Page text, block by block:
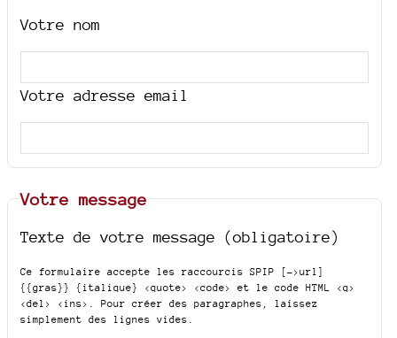
Votre nom
Votre adresse email
Votre message
Texte de votre message (obligatoire)
Ce formulaire accepte les raccourcis SPIP
[->url]
{{gras}} {italique} <quote> <code>
et le code HTML <q>
<del> <ins> . Pour créer des paragraphes, laissez
simplement des lignes vides.